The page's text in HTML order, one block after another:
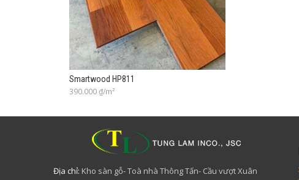
Smartwood HP811
390.000₫/m²
Địa chỉ: Kho sàn gỗ- Toà nhà Thông Tấn- Cầu vượt Xuân